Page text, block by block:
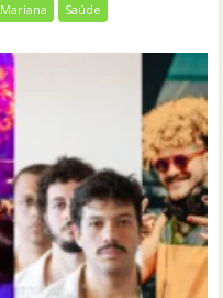
Mariana Saúde